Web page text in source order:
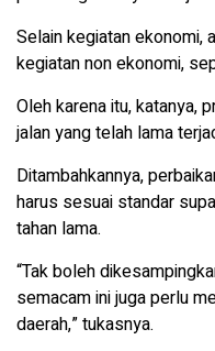
Selain kegiatan ekonomi,
kegiatan non ekonomi,
Oleh karena itu, katanya,
jalan yang telah lama
Ditambahkannya,
harus sesuai standar
tahan lama.
“Tak boleh
semacam ini juga perlu
daerah,” tukasnya.